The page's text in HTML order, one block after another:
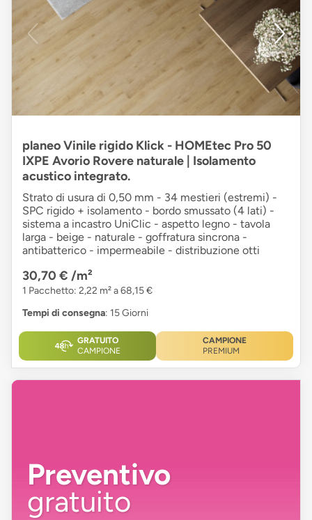
planeo Vinile rigido Klick - HOMEtec Pro 50
IXPE Avorio Rovere naturale | Isolamento
acustico integrato.
Strato di usura di 0,50 mm - 34 mestieri (estremi) -
SPC rigido + isolamento - bordo smussato (4 lati) -
sistema a incastro UniClic - aspetto legno - tavola
larga - beige - naturale - goffratura sincrona -
antibatterico - impermeabile - distribuzione otti
30,70 € /m²
1 Pacchetto: 2,22 m² a 68,15 €
Tempi di consegna: 15 Giorni
GRATUITO
CAMPIONE
CAMPIONE
PREMIUM
Preventivo
gratuito